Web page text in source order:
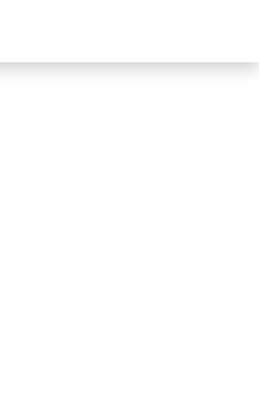
artykułu Gdy te 600 drzew